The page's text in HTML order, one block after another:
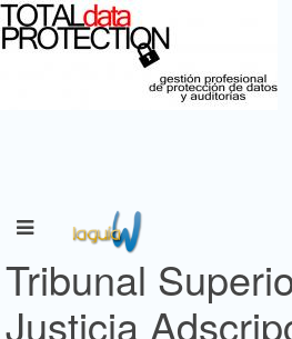
Tribunal
Justicia